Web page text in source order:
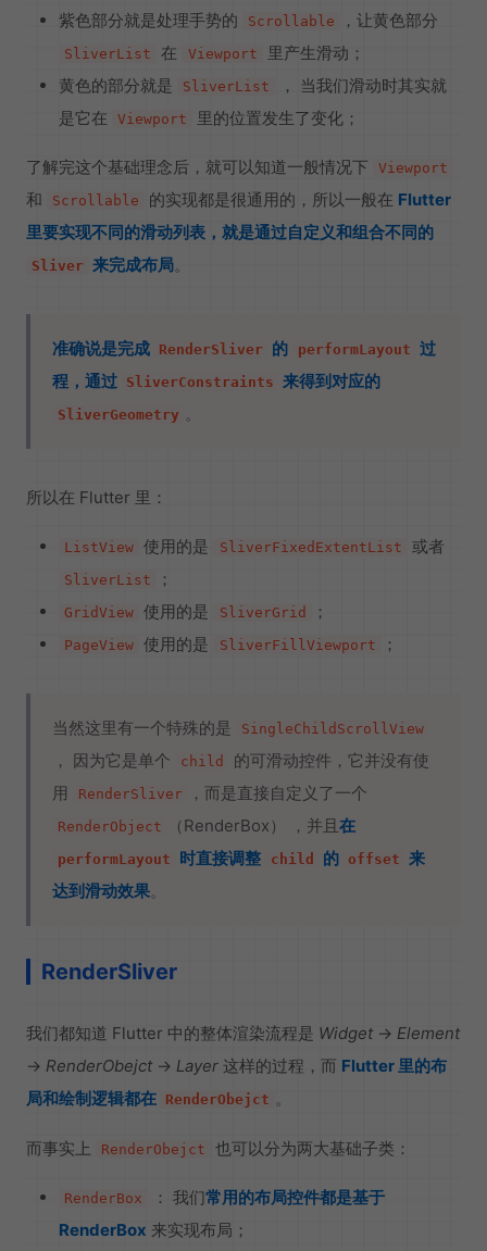
紫色部分就是处理手势的
Scrollable ，让黄色部分
SliverList 在 Viewport
里产生滑动；
黄色的部分就是
SliverList
， 当我们滑动时其实就
是它在
Viewport 里的位置发生了变化；
了解完这个基础理念后，就可以知道一般情况下 Viewport
和 Scrollable 的实现都是很通用的，所以一般在 Flutter
里要实现不同的滑动列表，就是通过自定义和组合不同的
Sliver 来完成布局。
准确说是完成 RenderSliver 的 performLayout 过
程，通过 SliverConstraints 来得到对应的
SliverGeometry 。
所以在 Flutter 里：
ListView 使用的是 SliverFixedExtentList 或者
SliverList ；
GridView 使用的是 SliverGrid ；
PageView 使用的是 SliverFillViewport ；
当然这里有一个特殊的是 SingleChildScrollView
， 因为它是单个 child
的可滑动控件，它并没有使
用
RenderSliver ，而是直接自定义了一个
RenderObject （RenderBox） ，并且在
performLayout 时直接调整 child 的 offset 来
达到滑动效果。
RenderSliver
我们都知道 Flutter 中的整体渲染流程是 Widget -> Element
-> RenderObejct -> Layer 这样的过程，而 Flutter 里的布
局和绘制逻辑都在 RenderObejct 。
而事实上 RenderObejct 也可以分为两大基础子类：
RenderBox ： 我们常用的布局控件都是基于
RenderBox 来实现布局；